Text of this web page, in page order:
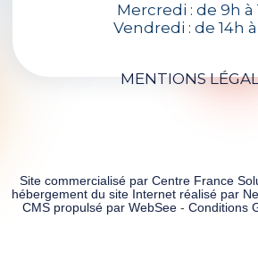
Mercredi : de 9h à
Vendredi : de 14h à
MENTIONS
Site commercialisé par Centre France
hébergement du site Internet réalisé par
CMS propulsé par WebSee- Conditions